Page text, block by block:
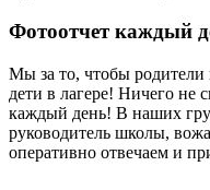
Фотоотчет каждый
Мы за то, чтобы родители
дети в лагере! Ничего не
каждый день! В наших
руководитель школы,
оперативно отвечаем и